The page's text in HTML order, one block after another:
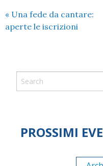
« Una fede da cantare:
aperte le iscrizioni
PROSSIMI